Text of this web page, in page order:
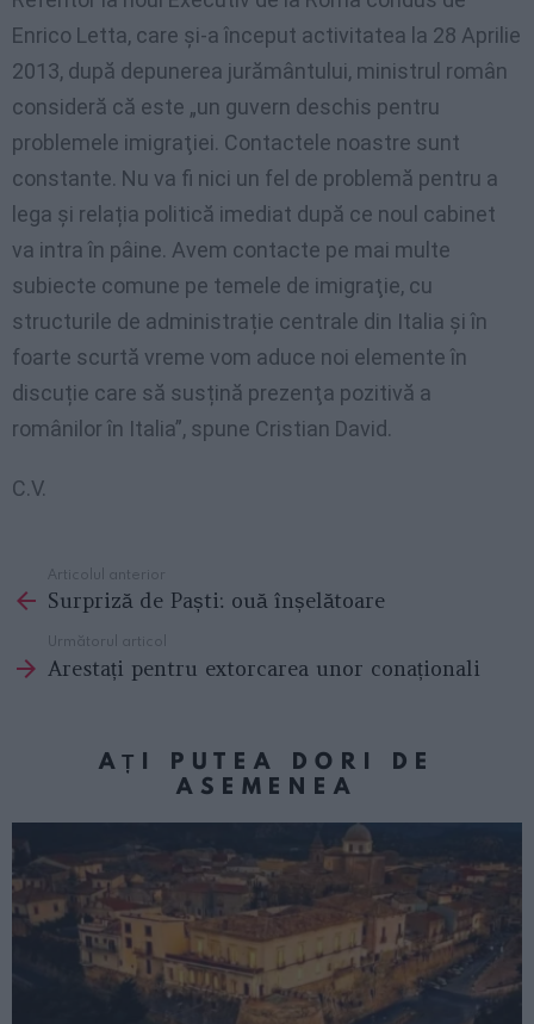
Enrico Letta, care şi-a început activitatea la 28 Aprilie
2013, după depunerea jurământului, ministrul român
consideră că este „un guvern deschis pentru
problemele imigraţiei. Contactele noastre sunt
constante. Nu va fi nici un fel de problemă pentru a
lega şi relația politică imediat după ce noul cabinet
va intra în pâine. Avem contacte pe mai multe
subiecte comune pe temele de imigraţie, cu
structurile de administrație centrale din Italia şi în
foarte scurtă vreme vom aduce noi elemente în
discuție care să susțină prezenţa pozitivă a
românilor în Italia”, spune Cristian David.
C.V.
more
Articolul anterior
Surpriză de Paști: ouă înșelătoare
Următorul articol
Arestați pentru extorcarea unor conaționali
AȚI PUTEA DORI DE
ASEMENEA